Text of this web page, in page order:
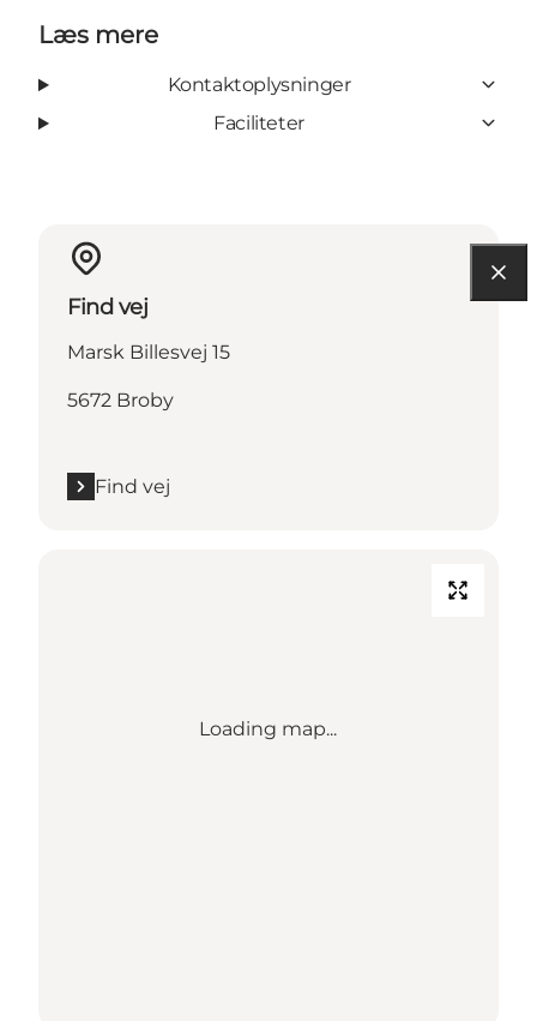
Læs mere
Kontaktoplysninger
Faciliteter
Find vej
Marsk Billesvej 15
5672 Broby
Find vej
Loading map...